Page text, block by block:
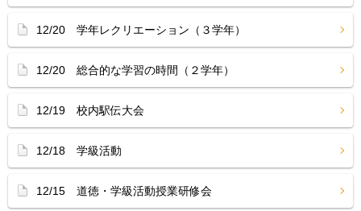
12/20 学年レクリエーション（３学年）
12/20 総合的な学習の時間（２学年）
12/19 校内駅伝大会
12/18 学級活動
12/15 道徳・学級活動授業研修会